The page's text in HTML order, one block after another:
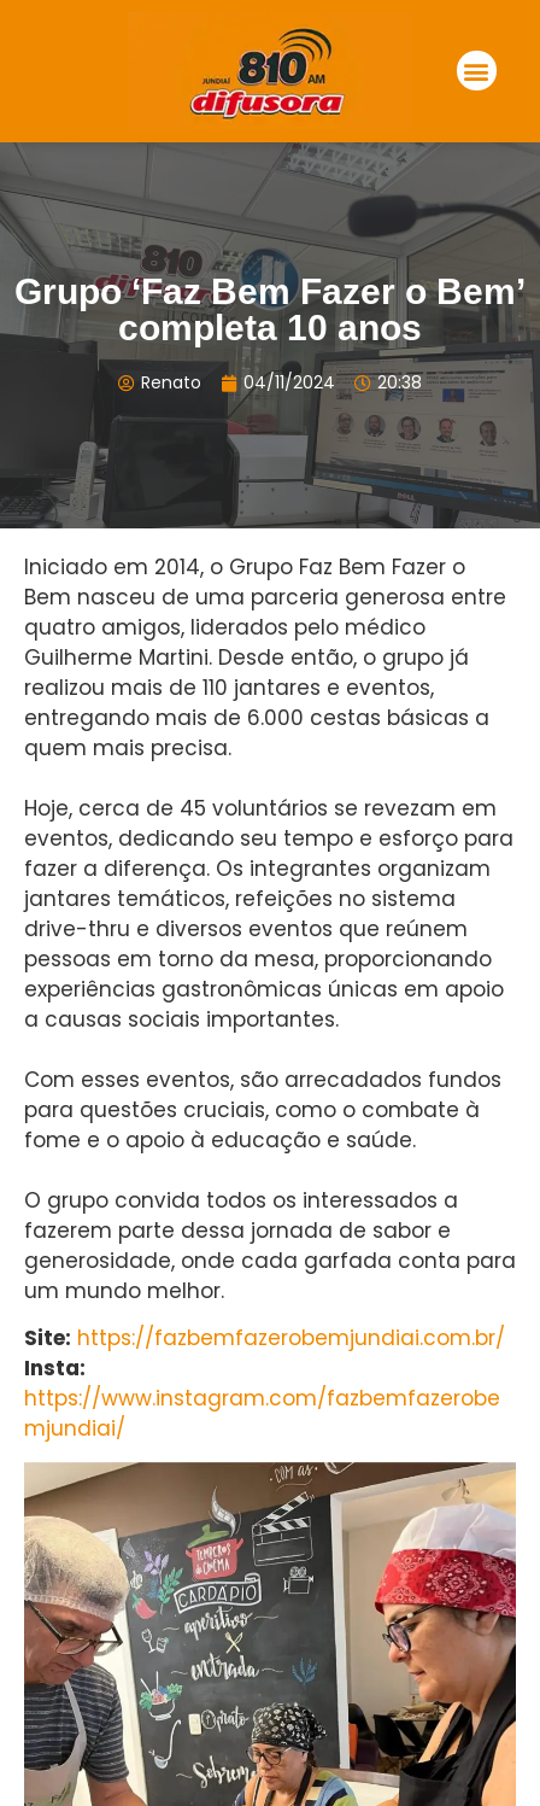
Grupo ‘Faz Bem Fazer o Bem’
completa 10 anos
Renato 04/11/2024 20:38
Iniciado em 2014, o Grupo Faz Bem Fazer o
Bem nasceu de uma parceria generosa entre
quatro amigos, liderados pelo médico
Guilherme Martini. Desde então, o grupo já
realizou mais de 110 jantares e eventos,
entregando mais de 6.000 cestas básicas a
quem mais precisa.
Hoje, cerca de 45 voluntários se revezam em
eventos, dedicando seu tempo e esforço para
fazer a diferença. Os integrantes organizam
jantares temáticos, refeições no sistema
drive-thru e diversos eventos que reúnem
pessoas em torno da mesa, proporcionando
experiências gastronômicas únicas em apoio
a causas sociais importantes.
Com esses eventos, são arrecadados fundos
para questões cruciais, como o combate à
fome e o apoio à educação e saúde.
O grupo convida todos os interessados a
fazerem parte dessa jornada de sabor e
generosidade, onde cada garfada conta para
um mundo melhor.
Site: https://fazbemfazerobemjundiai.com.br/
Insta:
https://www.instagram.com/fazbemfazerobe
mjundiai/